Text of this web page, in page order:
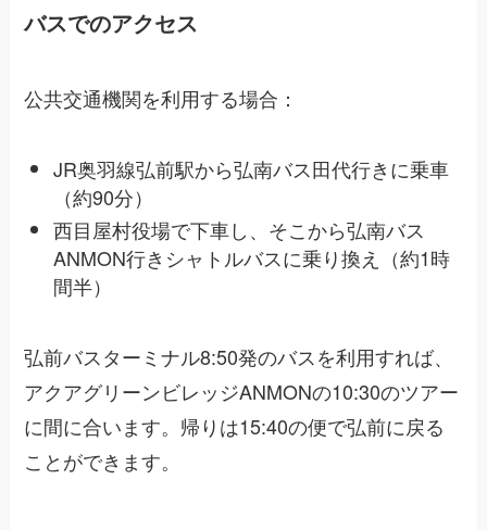
バスでのアクセス
公共交通機関を利用する場合：
JR奥羽線弘前駅から弘南バス田代行きに乗車
（約90分）
西目屋村役場で下車し、そこから弘南バス
ANMON行きシャトルバスに乗り換え（約1時
間半）
弘前バスターミナル8:50発のバスを利用すれば、
アクアグリーンビレッジANMONの10:30のツアー
に間に合います。帰りは15:40の便で弘前に戻る
ことができます。